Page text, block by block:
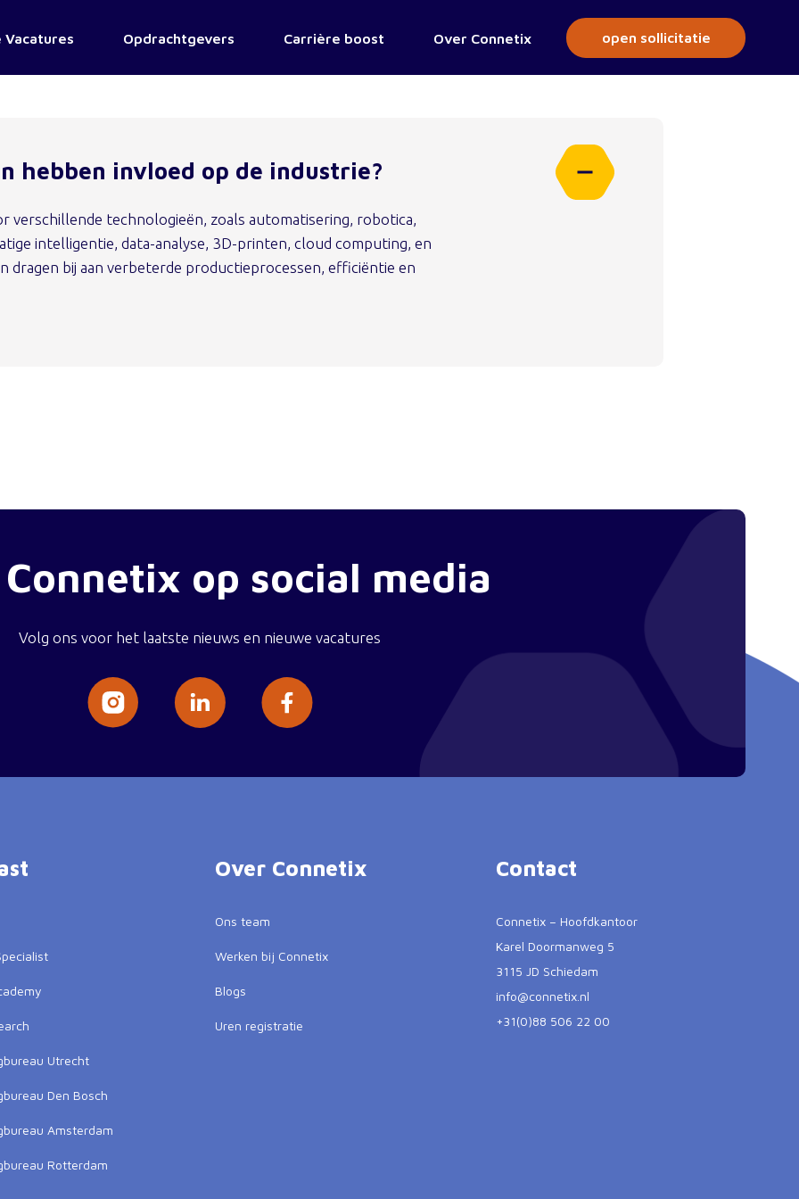
Vacatures Opdrachtgevers Carrière boost Over Connetix open sollicitatie
hebben invloed op de industrie?
verschillende technologieën, zoals automatisering, robotica,
intelligentie, data-analyse, 3D-printen, cloud computing, en
dragen bij aan verbeterde productieprocessen, efficiëntie en
op social media
Volg ons voor het laatste nieuws en nieuwe vacatures
Utrecht
Den Bosch
Amsterdam
Rotterdam
Over Connetix
Ons team
Werken bij Connetix
Blogs
Uren registratie
Contact
Connetix – Hoofdkantoor
Karel Doormanweg 5
3115 JD Schiedam
info@connetix.nl
+31(0)88 506 22 00